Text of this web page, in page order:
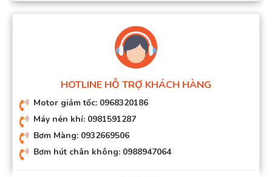
HOTLINE HỖ TRỢ KHÁCH HÀNG
Motor giảm tốc: 0968320186
Máy nén khí: 0981591287
Bơm Màng: 0932669506
Bơm hút chân không: 0988947064